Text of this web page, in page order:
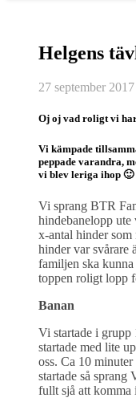
Helgens
27 september 2017
Oj oj vad roligt vi
Vi kämpade
peppade varandra,
vi blev leriga ihop 🙂
Vi sprang BTR
hindebanelopp
x-antal hinder som
hinder var svårare
familjen ska
toppen roligt lopp
Banan
Vi startade i grupp
startade med lite
oss. Ca 10
startade så sprang
fullt sjå att komma